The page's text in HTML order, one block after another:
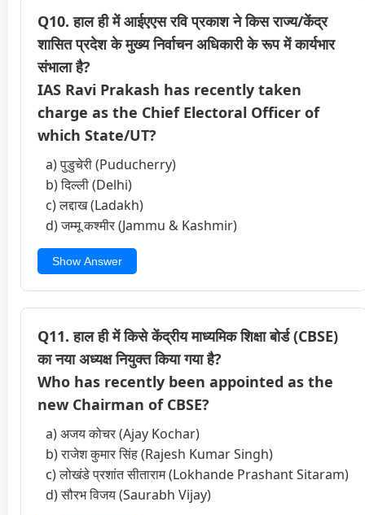
Q10. हाल ही में आईएएस रवि प्रकाश ने किस राज्य/केंद्र
शासित प्रदेश के मुख्य निर्वाचन अधिकारी के रूप में कार्यभार
संभाला है?
IAS Ravi Prakash has recently taken
charge as the Chief Electoral Officer of
which State/UT?
a) पुडुचेरी (Puducherry)
b) दिल्ली (Delhi)
c) लद्दाख (Ladakh)
d) जम्मू कश्मीर (Jammu & Kashmir)
Show Answer
Q11. हाल ही में किसे केंद्रीय माध्यमिक शिक्षा बोर्ड (CBSE)
का नया अध्यक्ष नियुक्त किया गया है?
Who has recently been appointed as the
new Chairman of CBSE?
a) अजय कोचर (Ajay Kochar)
b) राजेश कुमार सिंह (Rajesh Kumar Singh)
c) लोखंडे प्रशांत सीताराम (Lokhande Prashant Sitaram)
d) सौरभ विजय (Saurabh Vijay)